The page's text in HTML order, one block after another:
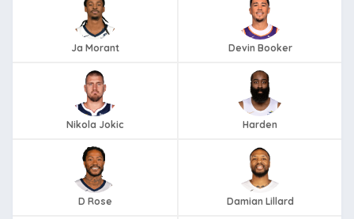
Ja Morant Devin Booker
Nikola Jokic Harden
D Rose Damian Lillard